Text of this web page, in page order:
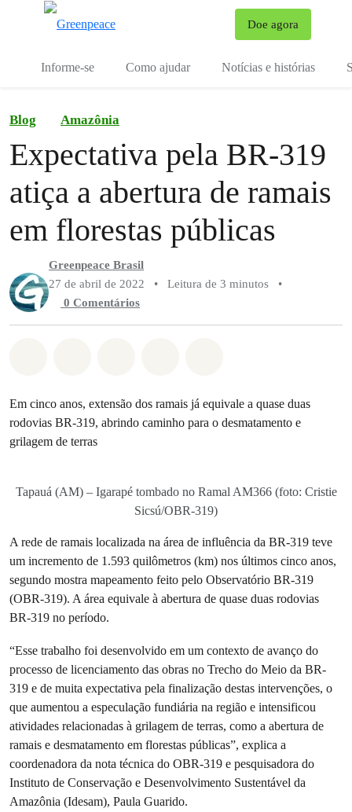
Doe agora
Informe-se Como ajudar Notícias e histórias
Blog Amazônia
Expectativa pela BR-319
atiça a abertura de ramais
em florestas públicas
Greenpeace Brasil
27 de abril de 2022
• Leitura de 3 minutos
•
0 Comentários
Em cinco anos, extensão dos ramais já equivale a quase duas
rodovias BR-319, abrindo caminho para o desmatamento e
grilagem de terras
Tapauá (AM) – Igarapé tombado no Ramal AM366 (foto: Cristie
Sicsú/OBR-319)
A rede de ramais localizada na área de influência da BR-319 teve
um incremento de 1.593 quilômetros (km) nos últimos cinco anos,
segundo mostra mapeamento feito pelo Observatório BR-319
(OBR-319). A área equivale à abertura de quase duas rodovias
BR-319 no período.
“Esse trabalho foi desenvolvido em um contexto de avanço do
processo de licenciamento das obras no Trecho do Meio da BR-
319 e de muita expectativa pela finalização destas intervenções, o
que aumentou a especulação fundiária na região e intensificou
atividades relacionadas à grilagem de terras, como a abertura de
ramais e desmatamento em florestas públicas”, explica a
coordenadora da nota técnica do OBR-319 e pesquisadora do
Instituto de Conservação e Desenvolvimento Sustentável da
Amazônia (Idesam), Paula Guarido.